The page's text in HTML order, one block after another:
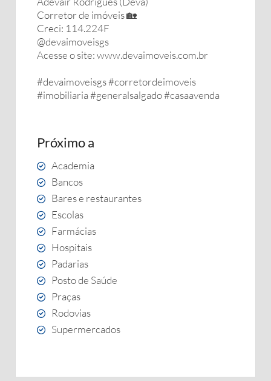
Corretor de imóveis 🏡
Creci: 114.224F
@devaimoveisgs
Acesse o site: www.devaimoveis.com.br
#devaimoveisgs #corretordeimoveis
#imobiliaria #generalsalgado #casaavenda
Próximo a
Academia
Bancos
Bares e restaurantes
Escolas
Farmácias
Hospitais
Padarias
Posto de Saúde
Praças
Rodovias
Supermercados